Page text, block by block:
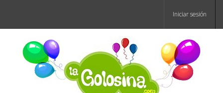
Iniciar sesión